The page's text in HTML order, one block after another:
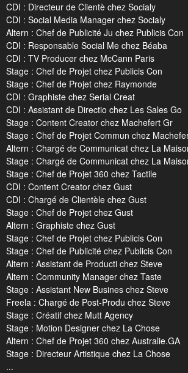
CDI : Directeur de Clientè chez Socialy
CDI : Social Media Manager chez Socialy
Altern : Chef de Publicité Ju chez Publicis Con
CDI : Responsable Social Me chez Béaba
CDI : TV Producer chez McCann Paris
Stage : Chef de Projet chez Publicis Con
Stage : Chef de Projet chez Raymonde
CDI : Graphiste chez Serial Creat
CDI : Assistant de Directio chez Les Sales Go
Stage : Content Creator chez Machefert Gr
Stage : Chef de Projet Commun chez
Altern : Chargé de Communicat chez La
Stage : Chargé de Communicat chez La
Stage : Chef de Projet 360 chez Tactile
CDI : Content Creator chez Gust
CDI : Chargé de Clientèle chez Gust
Stage : Chef de Projet chez Gust
Altern : Graphiste chez Gust
Stage : Chef de Projet chez Publicis Con
Stage : Chef de Publicité chez Publicis Con
Altern : Assistant de Producti chez Steve
Altern : Community Manager chez Taste
Stage : Assistant New Busines chez Steve
Freela : Chargé de Post-Produ chez Steve
Stage : Créatif chez Mutt Agency
Stage : Motion Designer chez La Chose
Altern : Chef de Projet 360 chez Australie.GA
Stage : Directeur Artistique chez La Chose
...